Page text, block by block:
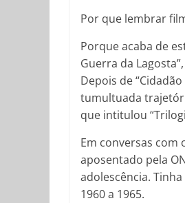
Por que lembrar
Porque acaba de
Guerra da
Depois de
tumultuada
que intitulou
Em conversas com
aposentado pela
adolescência.
1960 a 1965.